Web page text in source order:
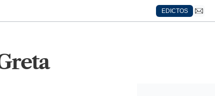
EDICTOS